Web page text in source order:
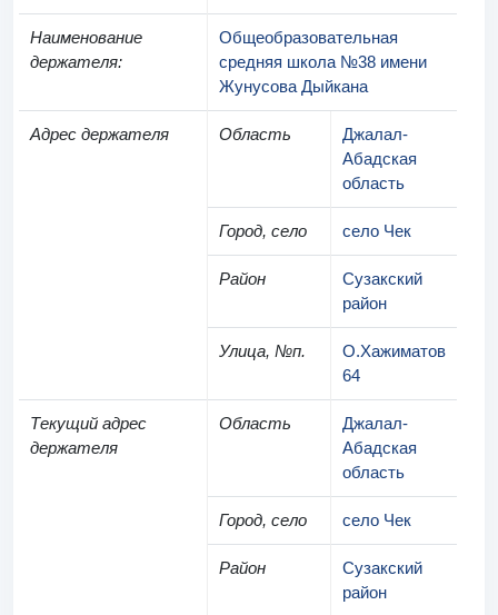
Наименование
держателя:
Общеобразовательная
средняя школа №38 имени
Жунусова Дыйкана
Адрес держателя Область
Джалал-
Абадская
область
Город, село село Чек
Район
Сузакский
район
Улица, №п.
О.Хажиматов
64
Текущий адрес
держателя
Область
Джалал-
Абадская
область
Город, село село Чек
Район
Сузакский
район